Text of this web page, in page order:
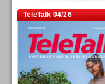
TeleTalk 04/26